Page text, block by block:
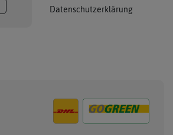
Datenschutzerklärung